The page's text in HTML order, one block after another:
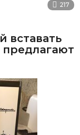
217
вставать
предлагают